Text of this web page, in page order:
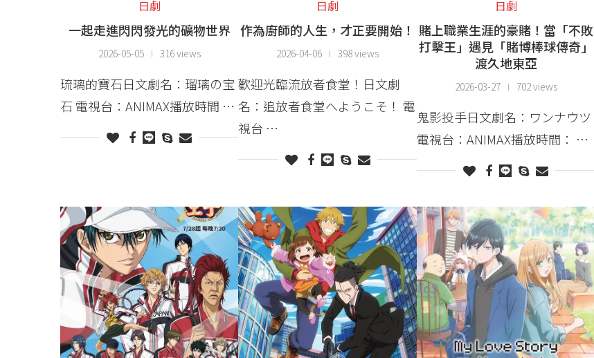
日劇
一起走進閃閃發光的礦物世界
2026-05-05 316 views
琉璃的寶石日文劇名：瑠璃の宝
石 電視台：ANIMAX播放時間 …
日劇
作為廚師的人生，才正要開始！
2026-04-06 398 views
歡迎光臨流放者食堂！日文劇
名：追放者食堂へようこそ！ 電
視台 …
日劇
賭上職業生涯的豪賭！當「不敗
打擊王」遇見「賭博棒球傳奇」
渡久地東亞
2026-03-27 702 views
鬼影投手日文劇名：ワンナウツ
電視台：ANIMAX播放時間： …